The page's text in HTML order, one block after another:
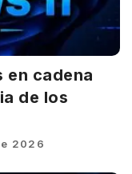
en cadena
de los
2026